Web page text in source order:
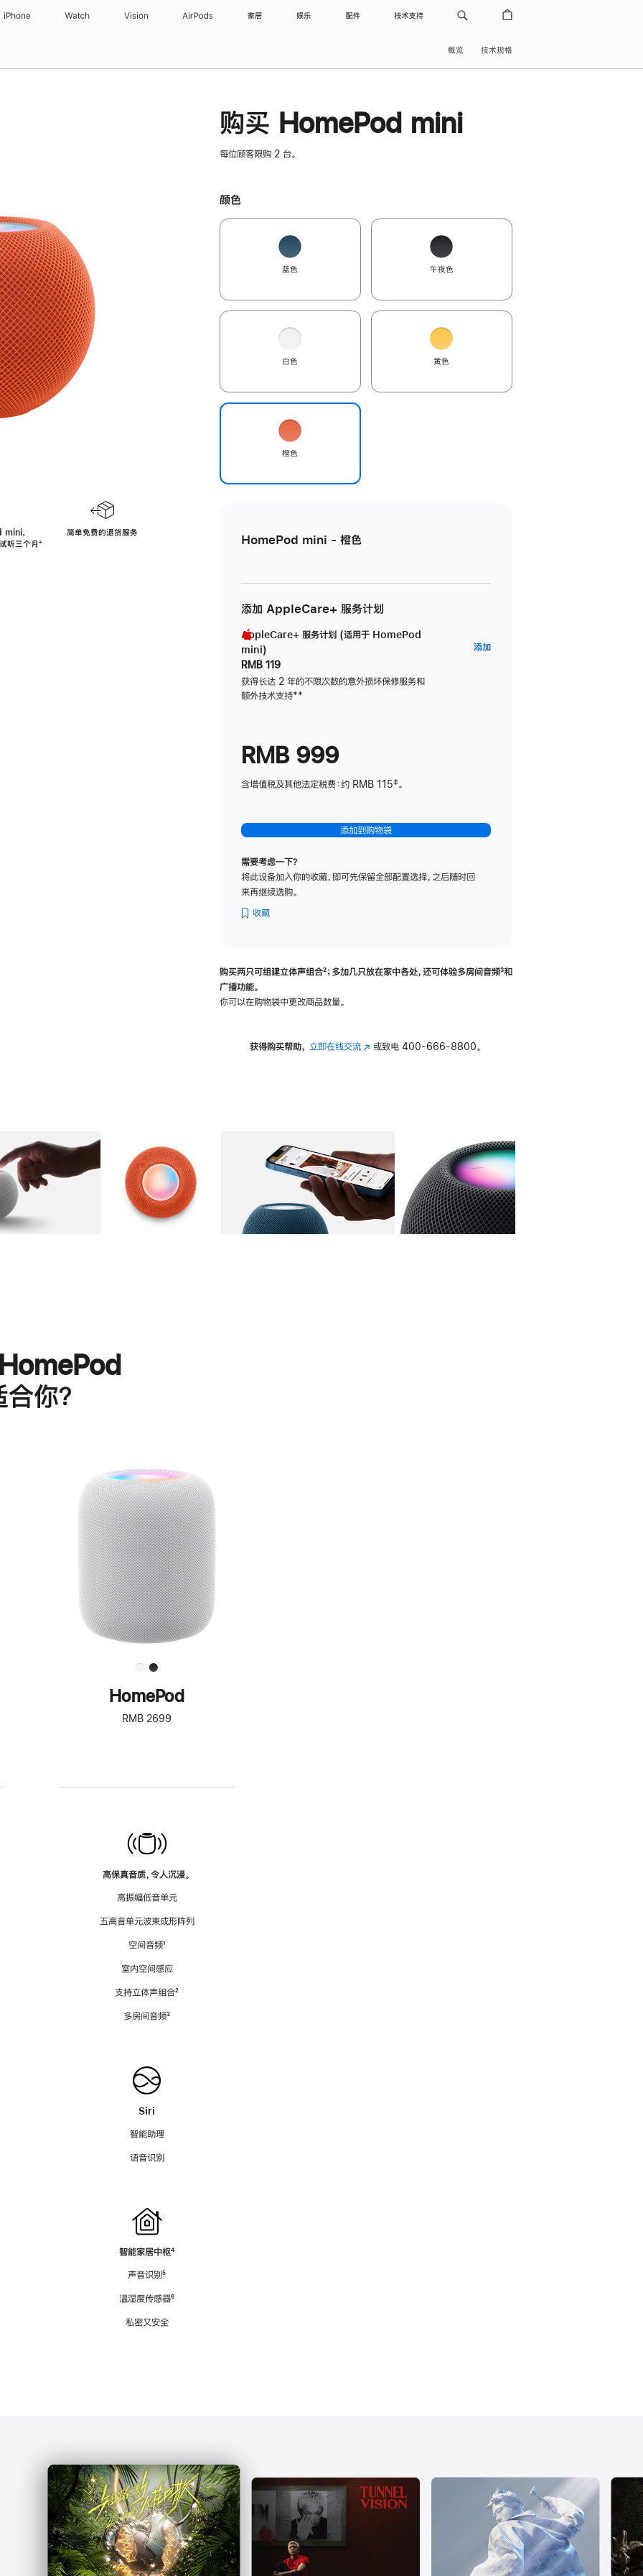
iPhone Watch Vision AirPods 家居 娱乐 配件 技术支持
概览 技术规格
，
听三个月脚
⁺
简单免费的退货服务
购买 HomePod mini
每位顾客限购 2 台。
颜色
蓝色 午夜色
白色 黄色
橙色
HomePod mini - 橙色
添加 AppleCare+ 服务计划
AppleCare+ 服务计划 (适用于 HomePod
mini)
RMB 119
获得长达 2 年的不限次数的意外损坏保修服务和
额外技术支持脚
**
添加AppleCare+
RMB 999
含增值税及其他法定税费：约 RMB 115‡。
添加到购物袋
需要考虑一下？
将此设备加入你的收藏，即可先保留全部配置选择，之后随时回
来再继续选购。
收藏
购买两只可组建立体声组合脚
²；多加几只放在家中各处，还可体验多‍房‍间音频脚
³和
广播功能。
你可以在购物袋中更改商品数量。
获得购买帮助， 立即在线交流(在 或致电 400-666-8800。
图库 图像 图库 图像 图库 图像 4 图库 图像 5
你？
进
一
步
了
解
HomePod<
HomePod
RMB 2699
高保真音质，令人沉浸。
高振幅低音单元
五高音单元波束成形阵列
空间音频脚
¹
室内空间感应
支持立体声组合脚
²
多房间音频脚
³
Siri
智能助理
语音识别
智能家居中枢脚
⁴
声音识别脚
⁵
温湿度传感器脚
⁶
私密又安全